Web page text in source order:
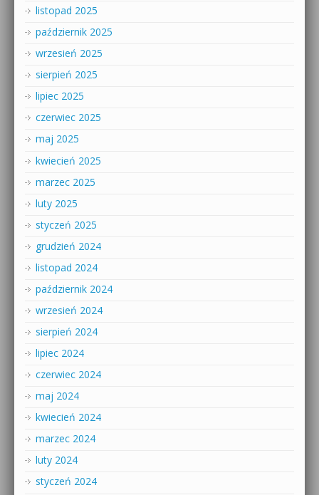
listopad 2025
październik 2025
wrzesień 2025
sierpień 2025
lipiec 2025
czerwiec 2025
maj 2025
kwiecień 2025
marzec 2025
luty 2025
styczeń 2025
grudzień 2024
listopad 2024
październik 2024
wrzesień 2024
sierpień 2024
lipiec 2024
czerwiec 2024
maj 2024
kwiecień 2024
marzec 2024
luty 2024
styczeń 2024